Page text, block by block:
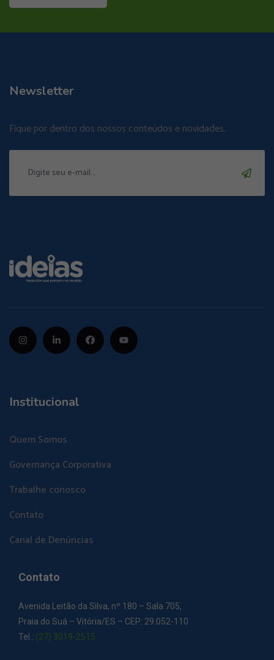
Newsletter
Fique por dentro dos nossos conteúdos e novidades.
Institucional
Quem Somos
Governança Corporativa
Trabalhe conosco
Contato
Canal de Denúncias
Contato
Avenida Leitão da Silva, nº 180 – Sala 705,
Praia do Suá – Vitória/ES – CEP: 29.052-110
Tel.: (27) 3019-2515